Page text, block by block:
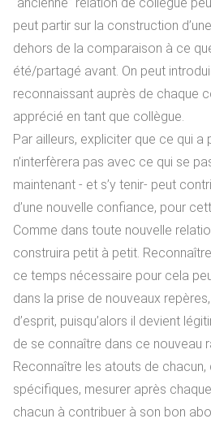
peut partir sur la construction
dehors de la comparaison à ce
été/partagé avant. On peut
reconnaissant auprès de chaque
apprécié en tant que collègue.
Par ailleurs, expliciter que ce qui a
n’interfèrera pas avec ce qui se
maintenant - et s’y tenir- peut
d’une nouvelle confiance, pour
Comme dans toute nouvelle
construira petit à petit.
ce temps nécessaire pour cela
dans la prise de nouveaux
d’esprit, puisqu’alors il devient
de se connaître dans ce nouveau
Reconnaître les atouts de
spécifiques, mesurer après
chacun à contribuer à son bon